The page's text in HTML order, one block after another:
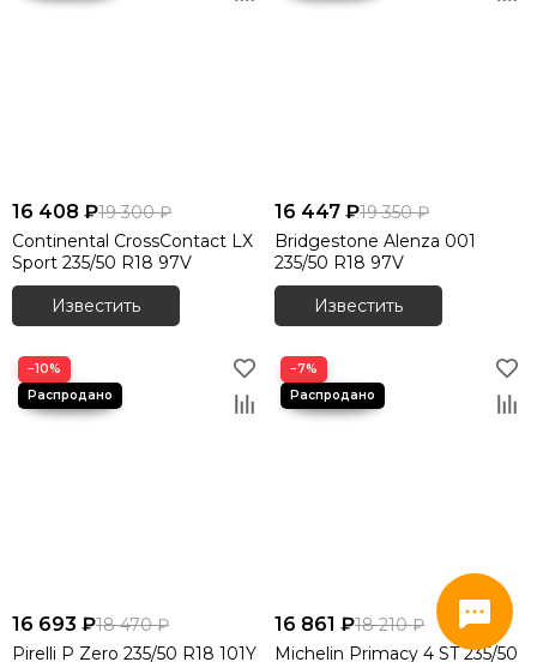
16 408 ₽19 300 ₽
Continental CrossContact LX
Sport 235/50 R18 97V
Известить
16 447 ₽19 350 ₽
Bridgestone Alenza 001
235/50 R18 97V
Известить
−10%
16 693 ₽18 470 ₽
Pirelli P Zero 235/50 R18 101Y
−7%
16 861 ₽18 210 ₽
Michelin Primacy 4 ST 235/50